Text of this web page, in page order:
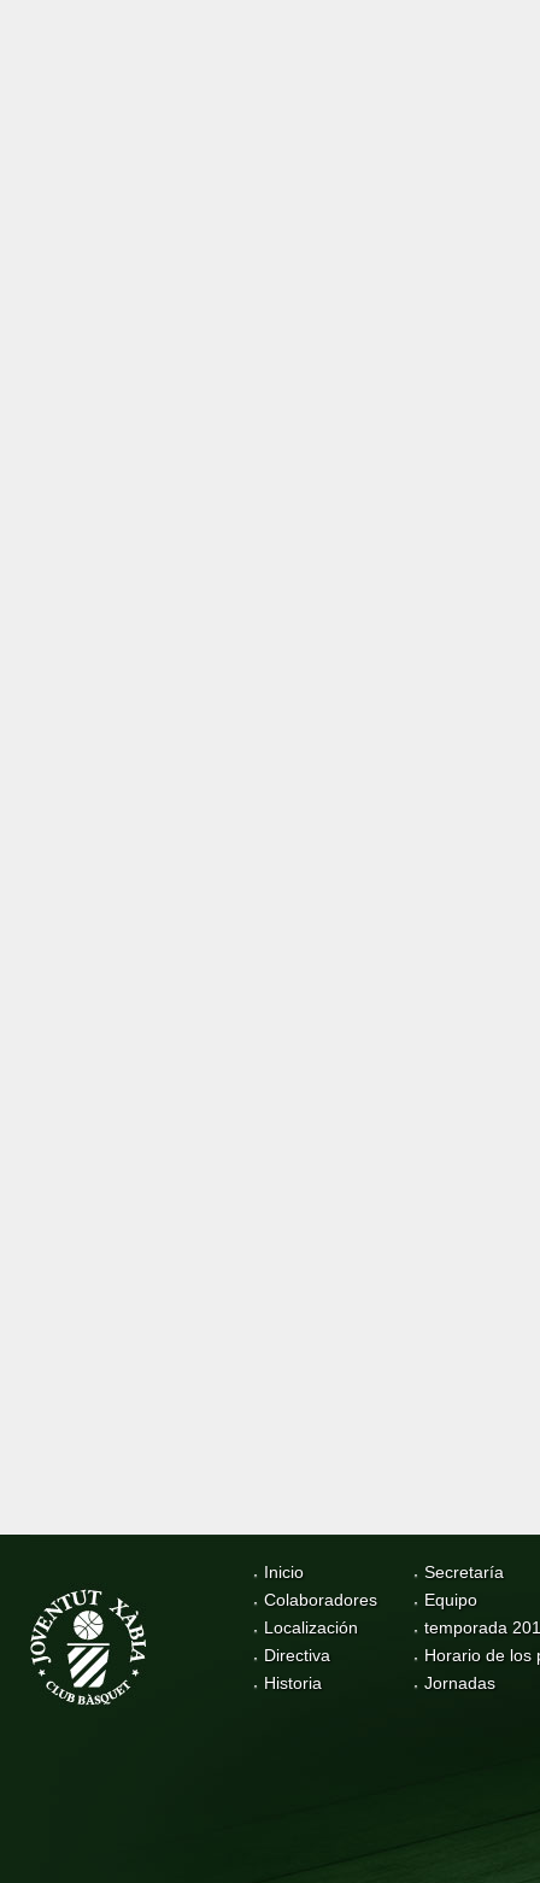
Inicio
Colaboradores
Localización
Directiva
Historia
Secretaría
Equipo
temporada
Horario de los
Jornadas